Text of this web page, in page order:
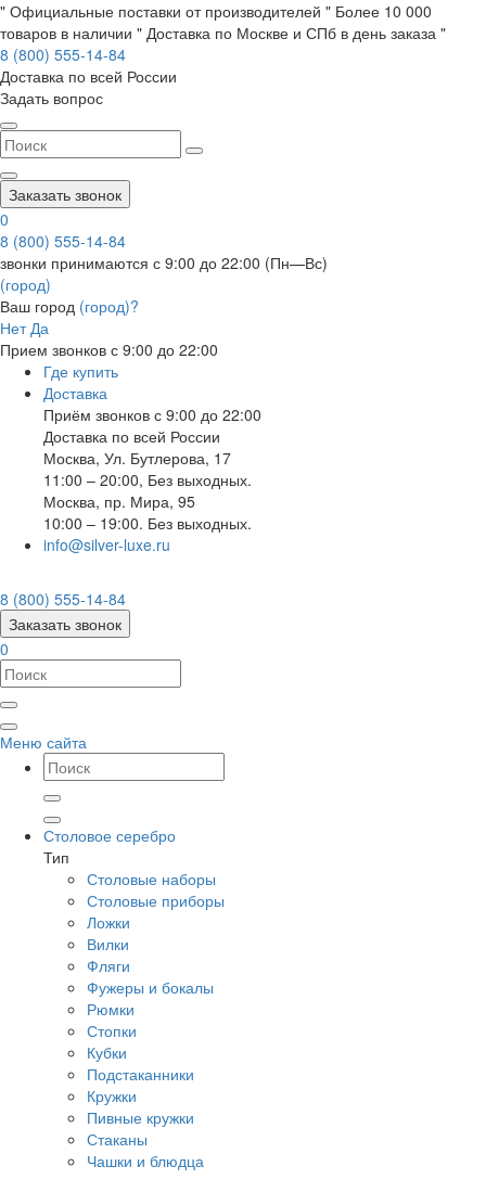
" Официальные поставки от производителей " Более 10 000
товаров в наличии " Доставка по Москве и СПб в день заказа "
8 (800) 555-14-84
Доставка по всей России
Задать вопрос
Заказать звонок
0
8 (800) 555-14-84
звонки принимаются с 9:00 до 22:00 (Пн—Вс)
(город)
Ваш город (город)?
Нет Да
Прием звонков с 9:00 до 22:00
Где купить
Доставка
Приём звонков с 9:00 до 22:00
Доставка по всей России
Москва, Ул. Бутлерова, 17
11:00 – 20:00, Без выходных.
Москва, пр. Мира, 95
10:00 – 19:00. Без выходных.
info@silver-luxe.ru
8 (800) 555-14-84
Заказать звонок
0
Меню сайта
Столовое серебро
Тип
Столовые наборы
Столовые приборы
Ложки
Вилки
Фляги
Фужеры и бокалы
Рюмки
Стопки
Кубки
Подстаканники
Кружки
Пивные кружки
Стаканы
Чашки и блюдца